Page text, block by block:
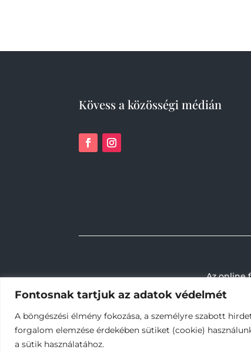
Fontosnak tartjuk az adatok védelmét
A böngészési élmény fokozása, a személyre szabott
forgalom elemzése érdekében sütiket (cookie)
a sütik használatához.
Kövess a közösségi médián
Az online